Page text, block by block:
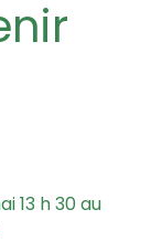
13 h 30 au